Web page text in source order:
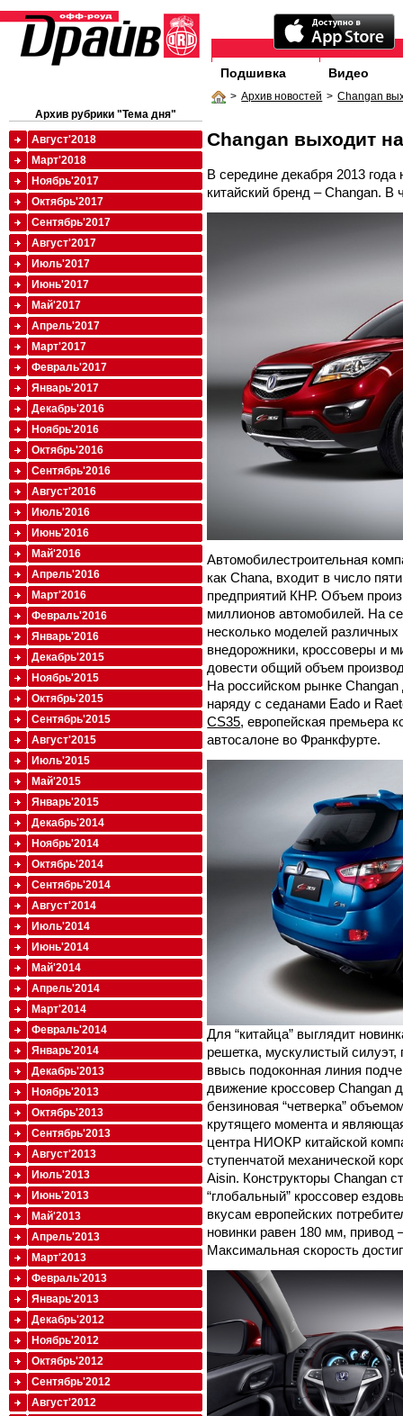
Подшивка Видео
> Архив новостей > Changan
Changan выходит
В середине декабря 2013
китайский бренд – Changan. В
Автомобилестроительная
как Chana, входит в число
предприятий КНР. Объем
миллионов автомобилей. На
несколько моделей
внедорожники, кроссоверы и
довести общий объем
На российском рынке
наряду с седанами Eado и
CS35, европейская премьера
автосалоне во Франкфурте.
Для “китайца” выглядит
решетка, мускулистый
ввысь подоконная линия
движение кроссовер Changan
бензиновая “четверка”
крутящего момента и
центра НИОКР китайской
ступенчатой механической
Aisin. Конструкторы Changan
“глобальный” кроссовер
вкусам европейских
новинки равен 180 мм, привод
Максимальная скорость
Архив рубрики "Тема дня"
Август'2018
Март'2018
Ноябрь'2017
Октябрь'2017
Сентябрь'2017
Август'2017
Июль'2017
Июнь'2017
Май'2017
Апрель'2017
Март'2017
Февраль'2017
Январь'2017
Декабрь'2016
Ноябрь'2016
Октябрь'2016
Сентябрь'2016
Август'2016
Июль'2016
Июнь'2016
Май'2016
Апрель'2016
Март'2016
Февраль'2016
Январь'2016
Декабрь'2015
Ноябрь'2015
Октябрь'2015
Сентябрь'2015
Август'2015
Июль'2015
Май'2015
Январь'2015
Декабрь'2014
Ноябрь'2014
Октябрь'2014
Сентябрь'2014
Август'2014
Июль'2014
Июнь'2014
Май'2014
Апрель'2014
Март'2014
Февраль'2014
Январь'2014
Декабрь'2013
Ноябрь'2013
Октябрь'2013
Сентябрь'2013
Август'2013
Июль'2013
Июнь'2013
Май'2013
Апрель'2013
Март'2013
Февраль'2013
Январь'2013
Декабрь'2012
Ноябрь'2012
Октябрь'2012
Сентябрь'2012
Август'2012